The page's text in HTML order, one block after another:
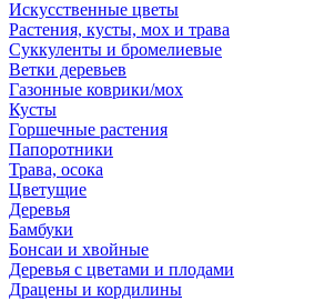
Искусственные цветы
Растения, кусты, мох и трава
Суккуленты и бромелиевые
Ветки деревьев
Газонные коврики/мох
Кусты
Горшечные растения
Папоротники
Трава, осока
Цветущие
Деревья
Бамбуки
Бонсаи и хвойные
Деревья с цветами и плодами
Драцены и кордилины